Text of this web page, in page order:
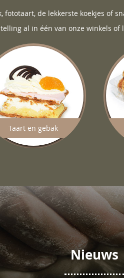
fototaart, de lekkerste koekjes of
al in één van onze winkels
Taart en gebak
Nieuws